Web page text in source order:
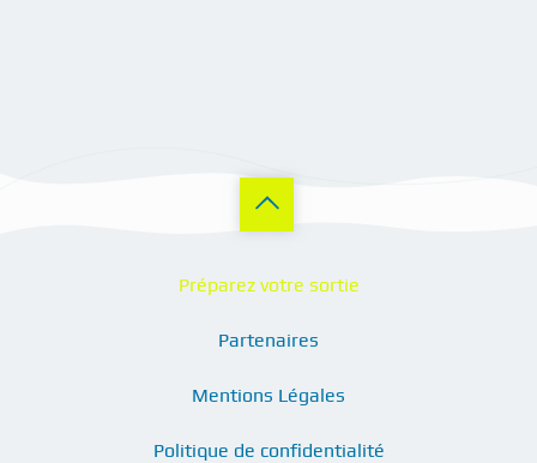
Préparez votre sortie
Partenaires
Mentions Légales
Politique de confidentialité